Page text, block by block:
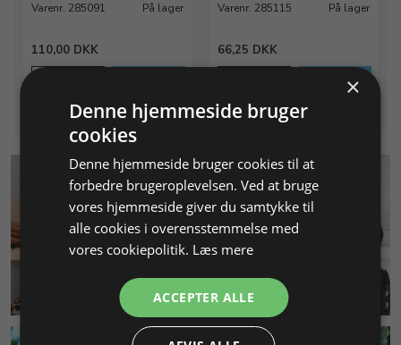
Varenr. 285091 På lager
110,00 DKK
Varenr. 285115 På lager
66,25 DKK
Læg i kurv
×
Denne hjemmeside bruger
cookies
Denne hjemmeside bruger cookies til at
forbedre brugeroplevelsen. Ved at bruge
vores hjemmeside giver du samtykke til
alle cookies i overensstemmelse med
vores cookiepolitik. Læs mere
ACCEPTER ALLE